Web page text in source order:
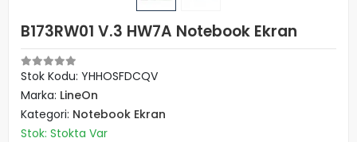
B173RW01 V.3 HW7A Notebook Ekran
Stok Kodu: YHHOSFDCQV
Marka: LineOn
Kategori: Notebook Ekran
Stok: Stokta Var